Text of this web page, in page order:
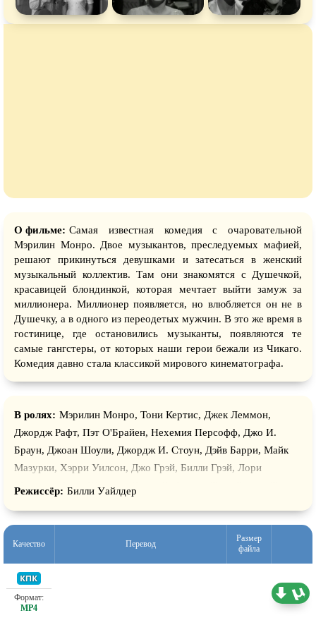
О фильме: Самая известная комедия с очаровательной
Мэрилин Монро. Двое музыкантов, преследуемых мафией,
решают прикинуться девушками и затесаться в женский
музыкальный коллектив. Там они знакомятся с Душечкой,
красавицей блондинкой, которая мечтает выйти замуж за
миллионера. Миллионер появляется, но влюбляется он не в
Душечку, а в одного из переодетых мужчин. В это же время в
гостинице, где остановились музыканты, появляются те
самые гангстеры, от которых наши герои бежали из Чикаго.
Комедия давно стала классикой мирового кинематографа.
В ролях: Мэрилин Монро, Тони Кертис, Джек Леммон,
Джордж Рафт, Пэт О'Брайен, Нехемия Персофф, Джо И.
Браун, Джоан Шоули, Джордж И. Стоун, Дэйв Барри, Майк
Мазурки, Хэрри Уилсон, Джо Грэй, Билли Грэй, Лори
Митчелл, Фред Шерман, Грэйс Ли Уитни, Тито Вуоло, Том
Яков Беленький, Константин Карельских, Хэнк Манн, Пол
Фрис, Джордж Э. Стоун, Франклин Фэрнум, Джо Э. Браун,
Шеп Хотон, Джо Пальма, Ральф Вольки, Космо Сардо, Билли
Уэйн, Дэйв Бэрри, Сандра Уорнер
Режиссёр: Билли Уайлдер
Качество Перевод
Размер
файла